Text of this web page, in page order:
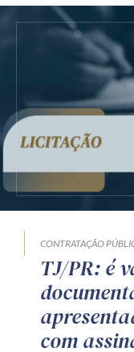
CONTRATAÇÃO
TJ/PR: é
com